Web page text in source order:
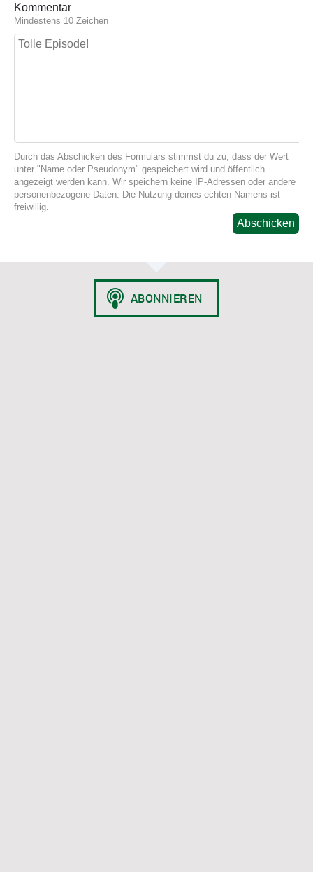
Kommentar
Mindestens 10 Zeichen
Durch das Abschicken des Formulars stimmst du zu, dass der Wert
unter "Name oder Pseudonym" gespeichert wird und öffentlich
angezeigt werden kann. Wir speichern keine IP-Adressen oder andere
personenbezogene Daten. Die Nutzung deines echten Namens ist
freiwillig.
Abschicken